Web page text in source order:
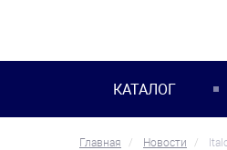
КАТАЛОГ
Главная Новости